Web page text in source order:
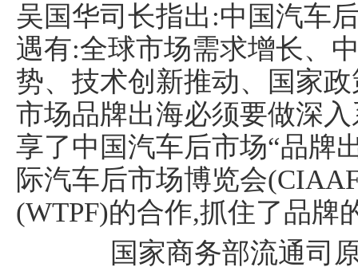
吴国华司长指出:中国汽车
遇有:全球市场需求增长、
势、技术创新推动、国家
市场品牌出海必须要做深
享了中国汽车后市场“品牌
际汽车后市场博览会
(WTPF)的合作,抓住了品牌
国家商务部流通司